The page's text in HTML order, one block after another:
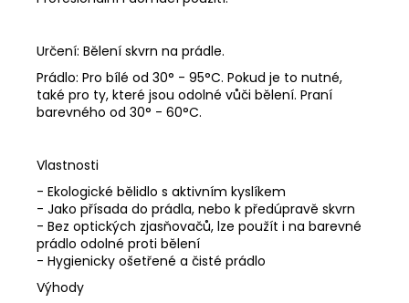
Určení: Bělení skvrn na prádle.
Prádlo: Pro bílé od 30° - 95°C. Pokud je to nutné,
také pro ty, které jsou odolné vůči bělení. Praní
barevného od 30° - 60°C.
Vlastnosti
- Ekologické bělidlo s aktivním kyslíkem
- Jako přísada do prádla, nebo k předúpravě skvrn
- Bez optických zjasňovačů, lze použít i na barevné
prádlo odolné proti bělení
- Hygienicky ošetřené a čisté prádlo
Výhody